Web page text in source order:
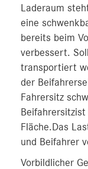
Laderaum
eine
bereits beim
verbessert.
transportiert
der
Fahrersitz
Fläche.Das
und Beifahrer
Vorbildlicher